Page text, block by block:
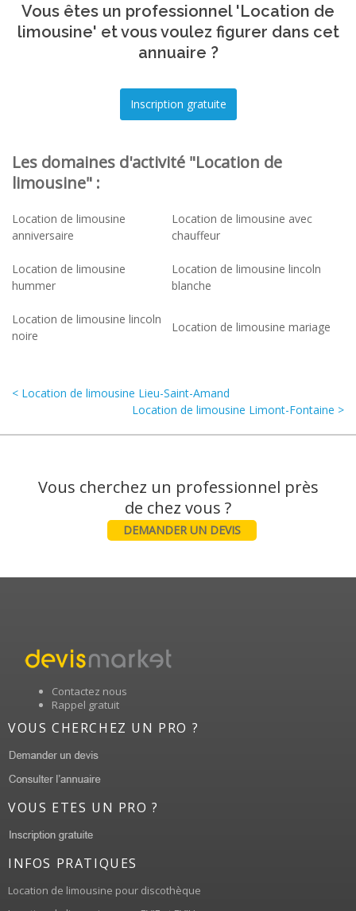
Vous êtes un professionnel 'Location de
limousine' et vous voulez figurer dans cet
annuaire ?
Les domaines d'activité "Location de
limousine" :
Location de limousine
anniversaire
Location de limousine avec
chauffeur
Location de limousine
hummer
Location de limousine lincoln
blanche
Location de limousine lincoln
noire
Location de limousine mariage
< Location de limousine Lieu-Saint-Amand
Location de limousine Limont-Fontaine >
Vous cherchez un professionnel près
DEMANDER UN DEVIS
Contactez nous
Rappel gratuit
VOUS CHERCHEZ UN PRO ?
VOUS ETES UN PRO ?
INFOS PRATIQUES
Location de limousine pour discothèque